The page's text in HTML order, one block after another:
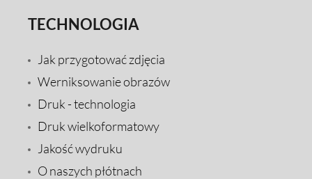
TECHNOLOGIA
Jak przygotować zdjęcia
Werniksowanie obrazów
Druk - technologia
Druk wielkoformatowy
Jakość wydruku
O naszych płótnach